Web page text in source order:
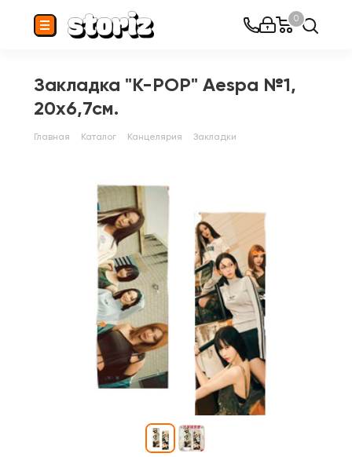
0
Закладка "K-POP" Aespa №1,
20х6,7см.
Главная Каталог Канцелярия Закладки